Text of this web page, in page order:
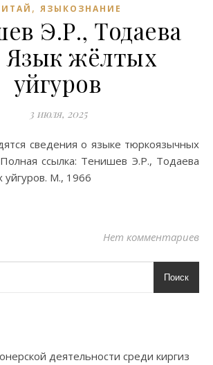
, ЯЗЫКОЗНАНИЕ
Э.Р., Тодаева
Язык жёлтых
уйгуров
3 июля, 2025
ссылка: Тенишев Э.Р., Тодаева
М., 1966
Нет комментариев
Поиск
деятельности среди киргиз